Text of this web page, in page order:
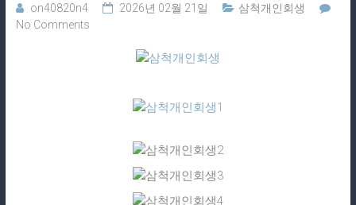
on40820n4 2026년 02월 21일
삼척개인회생
No Comments